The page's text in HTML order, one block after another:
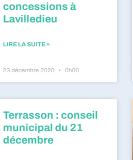
concessions à
Lavilledieu
LIRE LA SUITE »
23 décembre 2020 0h00
Terrasson : conseil
municipal du 21
décembre